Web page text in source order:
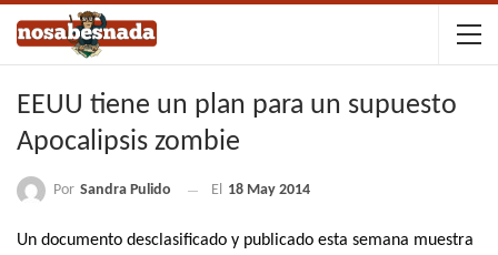
EEUU tiene un plan para un supuesto
Apocalipsis zombie
Por Sandra Pulido El 18 May 2014
Un documento desclasificado y publicado esta semana muestra